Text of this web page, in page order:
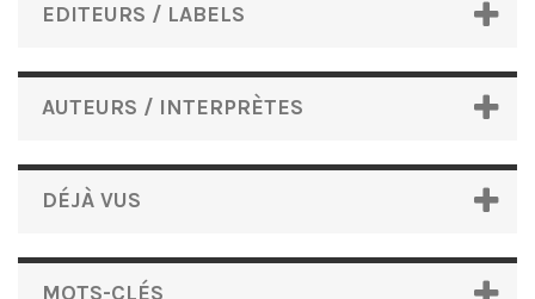
EDITEURS / LABELS
AUTEURS / INTERPRÈTES
DÉJÀ VUS
MOTS-CLÉS